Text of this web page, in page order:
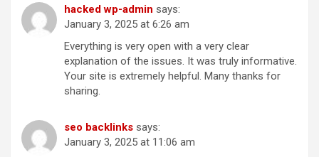
hacked wp-admin says:
January 3, 2025 at 6:26 am
Everything is very open with a very clear
explanation of the issues. It was truly informative.
Your site is extremely helpful. Many thanks for
sharing.
seo backlinks says:
January 3, 2025 at 11:06 am